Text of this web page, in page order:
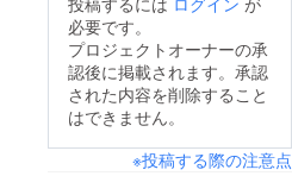
必要です。
プロジェクトオーナーの承
認後に掲載されます。承認
された内容を削除すること
はできません。
※投稿する際の注意点